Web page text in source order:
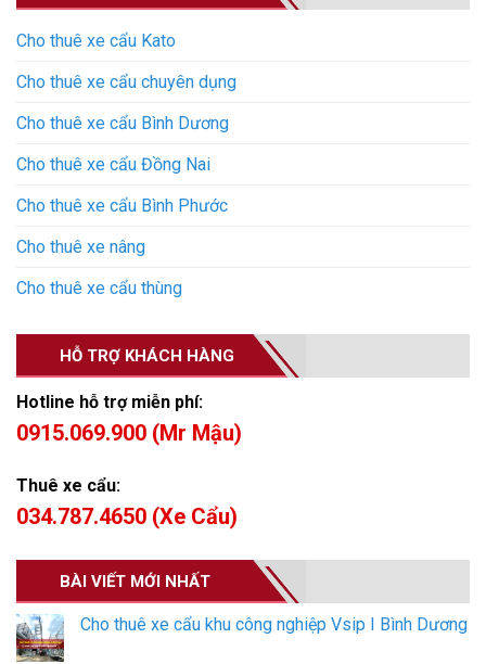
Cho thuê xe cẩu Kato
Cho thuê xe cẩu chuyên dụng
Cho thuê xe cẩu Bình Dương
Cho thuê xe cẩu Đồng Nai
Cho thuê xe cẩu Bình Phước
Cho thuê xe nâng
Cho thuê xe cẩu thùng
HỖ TRỢ KHÁCH HÀNG
Hotline hỗ trợ miễn phí:
0915.069.900 (Mr Mậu)
Thuê xe cẩu:
034.787.4650 (Xe Cẩu)
BÀI VIẾT MỚI NHẤT
Cho thuê xe cẩu khu công nghiệp Vsip I Bình Dương